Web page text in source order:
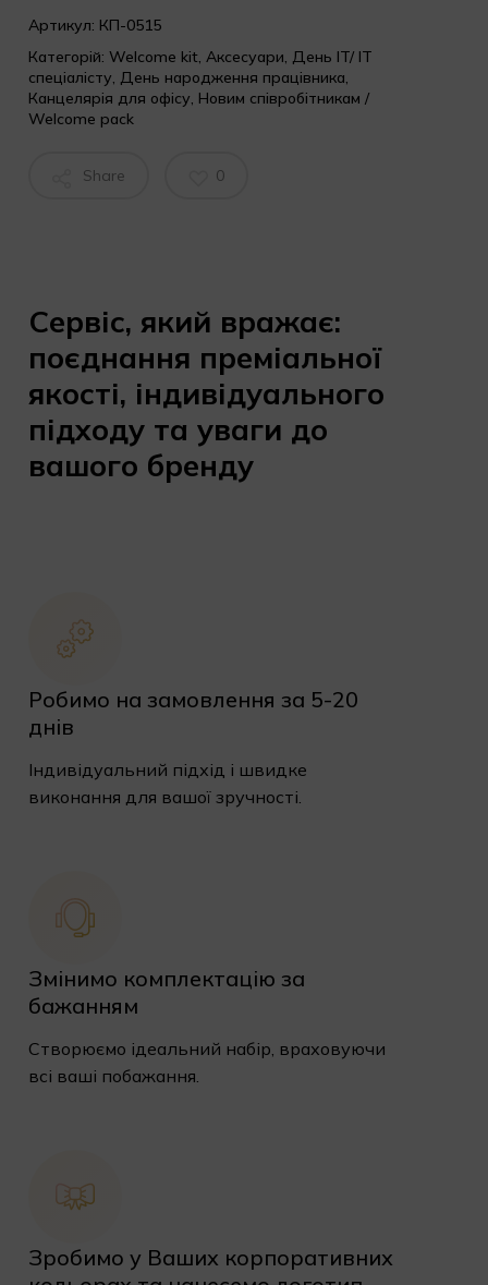
Артикул: КП-0515
Категорій: Welcome kit, Аксесуари, День IT/ IT
спеціалісту, День народження працівника,
Канцелярія для офісу, Новим співробітникам /
Welcome pack
Share 0
Сервіс, який вражає:
поєднання преміальної
якості, індивідуального
підходу та уваги до
вашого бренду
Робимо на замовлення за 5-20
днів
Індивідуальний підхід і швидке
виконання для вашої зручності.
Змінимо комплектацію за
бажанням
Створюємо ідеальний набір, враховуючи
всі ваші побажання.
Зробимо у Ваших корпоративних